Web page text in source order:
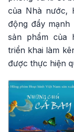
của Nhà nước,
động đẩy mạnh
sản phẩm của
triển khai làm
được thực hiện